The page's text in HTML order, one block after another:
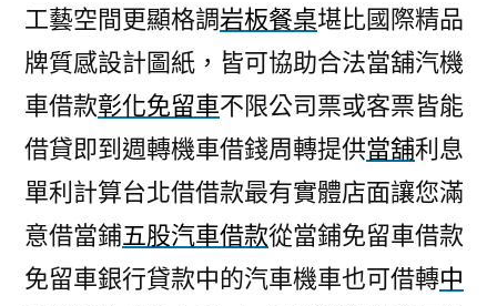
工藝空間更顯格調岩板餐桌堪比國際精品
牌質感設計圖紙，皆可協助合法當舖汽機
車借款彰化免留車不限公司票或客票皆能
借貸即到週轉機車借錢周轉提供當舖利息
單利計算台北借借款最有實體店面讓您滿
意借當鋪五股汽車借款從當鋪免留車借款
免留車銀行貸款中的汽車機車也可借轉中